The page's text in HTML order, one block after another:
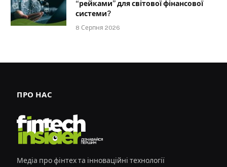
“рейками” для світової фінансової
системи?
8 Серпня 2026
ПРО НАС
Медіа про фінтех та інноваційні технології